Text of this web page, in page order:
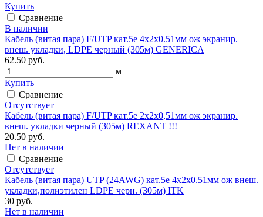
Купить
Сравнение
В наличии
Кабель (витая пара) F/UTP кат.5е 4х2х0.51мм ож экранир.
внеш. укладки, LDPE черный (305м) GENERICA
62.50 руб.
м
Купить
Сравнение
Отсутствует
Кабель (витая пара) F/UTP кат.5е 2х2х0,51мм ож экранир.
внеш. укладки черный (305м) REXANT !!!
20.50 руб.
Нет в наличии
Сравнение
Отсутствует
Кабель (витая пара) UTP (24AWG) кат.5е 4х2х0.51мм ож внеш.
укладки,полиэтилен LDPE черн. (305м) ITK
30 руб.
Нет в наличии